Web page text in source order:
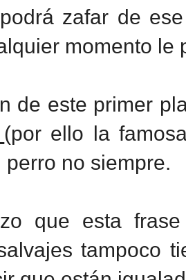
zafar de
momento le
de este primer
(por ello la
perro no siempre.
que esta
tampoco